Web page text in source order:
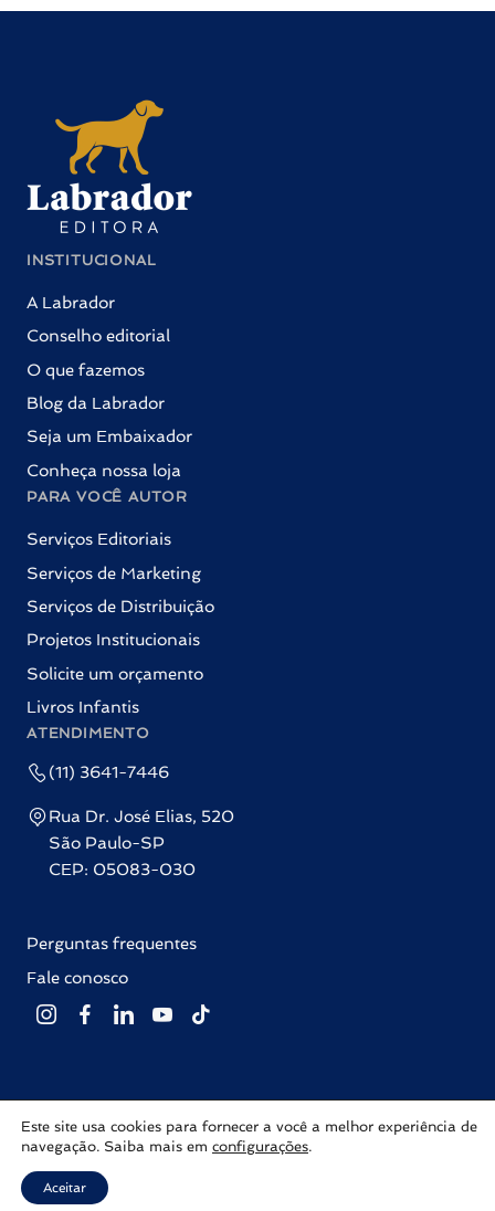
INSTITUCIONAL
A Labrador
Conselho editorial
O que fazemos
Blog da Labrador
Seja um Embaixador
Conheça nossa loja
PARA VOCÊ AUTOR
Serviços Editoriais
Serviços de Marketing
Serviços de Distribuição
Projetos Institucionais
Solicite um orçamento
Livros Infantis
ATENDIMENTO
(11) 3641-7446
Rua Dr. José Elias, 520
São Paulo-SP
CEP: 05083-030
Perguntas frequentes
Fale conosco
Editora Labrador © 2026 Todos os direitos reservados |
Política de
privacidade
Este site usa cookies para fornecer a você a melhor experiência de
navegação. Saiba mais em configurações.
Aceitar